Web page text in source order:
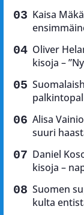
Kaisa
Oliver
kisoja –
Alisa
suuri
Daniel
kisoja –
Suomen
kulta